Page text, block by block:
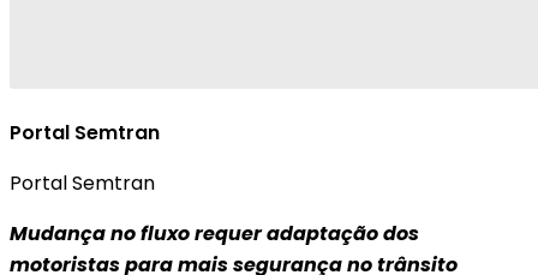
Portal Semtran
Portal Semtran
Mudança no fluxo requer adaptação dos
motoristas para mais segurança no trânsito